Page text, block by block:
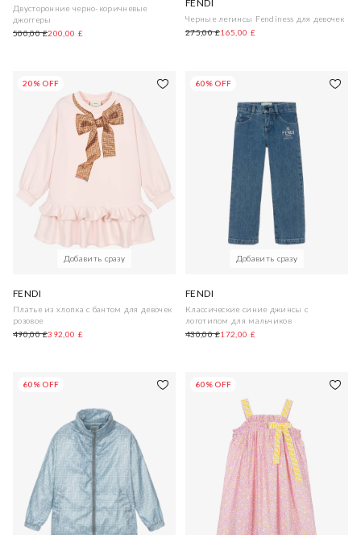
Двусторонние черно-коричневые
джоггеры
500,00 £200,00 £
FENDI
Черные легинсы Fendiness для девочек
275,00 £165,00 £
20% OFF
Добавить сразу
FENDI
Платье из хлопка с бантом для девочек
розовое
490,00 £392,00 £
60% OFF
Добавить сразу
FENDI
Классические синие джинсы с
логотипом для мальчиков
430,00 £172,00 £
60% OFF 60% OFF